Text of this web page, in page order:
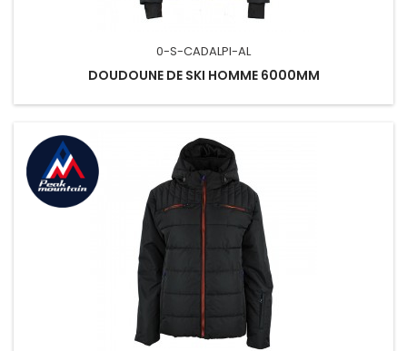
0-S-CADALPI-AL
DOUDOUNE DE SKI HOMME 6000MM